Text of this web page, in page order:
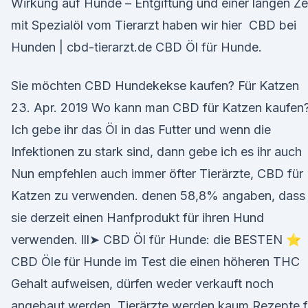
Wirkung auf Hunde – Entgiftung und einer langen
mit Spezialöl vom Tierarzt haben wir hier CBD bei
Hunden | cbd-tierarzt.de CBD Öl für Hunde.
Sie möchten CBD Hundekekse kaufen? Für Katzen
23. Apr. 2019 Wo kann man CBD für Katzen
Ich gebe ihr das Öl in das Futter und wenn die
Infektionen zu stark sind, dann gebe ich es ihr auch
Nun empfehlen auch immer öfter Tierärzte, CBD für
Katzen zu verwenden. denen 58,8% angaben, dass
sie derzeit einen Hanfprodukt für ihren Hund
verwenden. lll➤ CBD Öl für Hunde: die BESTEN ⭐
CBD Öle für Hunde im Test die einen höheren THC
Gehalt aufweisen, dürfen weder verkauft noch